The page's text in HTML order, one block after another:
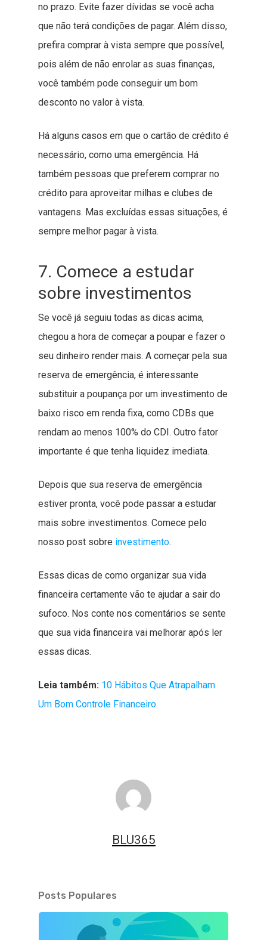
no prazo. Evite fazer dívidas se você acha
que não terá condições de pagar. Além disso,
prefira comprar à vista sempre que possível,
pois além de não enrolar as suas finanças,
você também pode conseguir um bom
desconto no valor à vista.
Há alguns casos em que o cartão de crédito é
necessário, como uma emergência. Há
também pessoas que preferem comprar no
crédito para aproveitar milhas e clubes de
vantagens. Mas excluídas essas situações, é
sempre melhor pagar à vista.
7. Comece a estudar
sobre investimentos
Se você já seguiu todas as dicas acima,
chegou a hora de começar a poupar e fazer o
seu dinheiro render mais. A começar pela sua
reserva de emergência, é interessante
substituir a poupança por um investimento de
baixo risco em renda fixa, como CDBs que
rendam ao menos 100% do CDI. Outro fator
importante é que tenha liquidez imediata.
Depois que sua reserva de emergência
estiver pronta, você pode passar a estudar
mais sobre investimentos. Comece pelo
nosso post sobre investimento.
Essas dicas de como organizar sua vida
financeira certamente vão te ajudar a sair do
sufoco. Nos conte nos comentários se sente
que sua vida financeira vai melhorar após ler
essas dicas.
Leia também: 10 Hábitos Que Atrapalham
Um Bom Controle Financeiro.
BLU365
Posts Populares